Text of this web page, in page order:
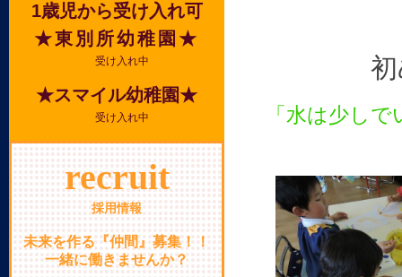
「水は少し
1歳児から受け入れ可
★東別所幼稚園★
受け入れ中
★スマイル幼稚園★
受け入れ中
recruit
採用情報
未来を作る『仲間』募集！！
一緒に働きませんか？